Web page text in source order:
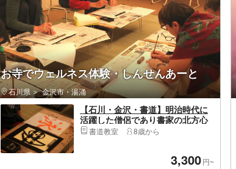
お寺でウェルネス体験・しんせんあーと
石川県 金沢市・湯涌
【石川・金沢・書道】明治時代に
活躍した僧侶であり書家の北方心
泉に思いを馳せる旅。マインドフ
書道教室 8歳から
3,300円~